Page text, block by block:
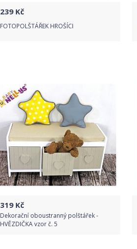
239 Kč
FOTOPOLŠTÁŘEK HROŠÍCI
319 Kč
Dekorační oboustranný polštářek -
HVĚZDIČKA vzor č. 5